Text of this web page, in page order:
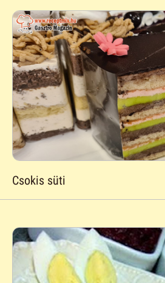
Csokis süti